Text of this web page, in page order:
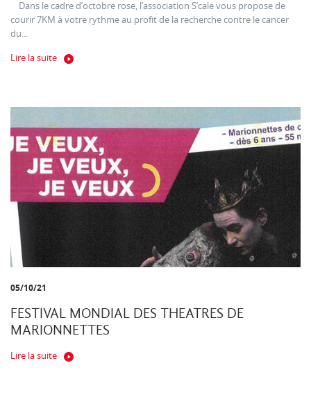
Dans le cadre d’octobre rose, l’association S’cale vous propose de
courir 7KM à votre rythme au profit de la recherche contre le cancer
du...
Lire la suite
05/10/21
FESTIVAL MONDIAL DES THEATRES DE
MARIONNETTES
Lire la suite